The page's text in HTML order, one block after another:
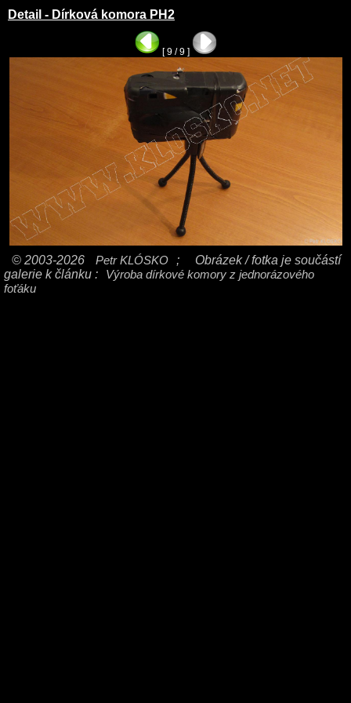
Detail - Dírková komora PH2
[ 9 / 9 ]
© 2003-2026 Petr KLÓSKO ;
Obrázek / fotka je součástí
galerie k článku :
Výroba dírkové komory z jednorázového
foťáku